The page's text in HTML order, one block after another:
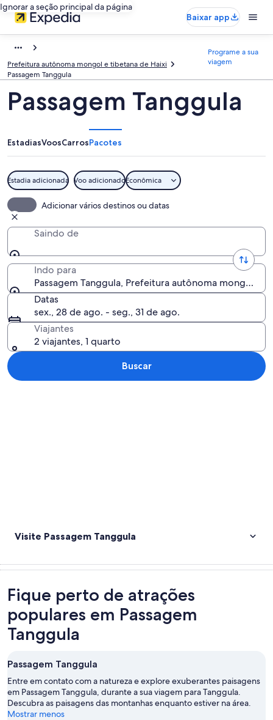
Ignorar a seção principal da página
Baixar app
Prefeitura autônoma mongol e tibetana de Haixi
Passagem Tanggula
Programe a sua
viagem
Passagem Tanggula
EstadiasVoosCarrosPacotes
Estadia adicionada Voo adicionadoEconômica
Adicionar vários destinos ou datas
Saindo de
Indo para
Passagem Tanggula, Prefeitura autônoma mongol e
Datas
sex., 28 de ago. - seg., 31 de ago.
Viajantes
2 viajantes, 1 quarto
Buscar
Visite Passagem Tanggula
Fique perto de atrações
populares em Passagem
Tanggula
Passagem Tanggula
Entre em contato com a natureza e explore exuberantes paisagens
em Passagem Tanggula, durante a sua viagem para Tanggula.
Descubra as paisagens das montanhas enquanto estiver na área.
Mostrar menos